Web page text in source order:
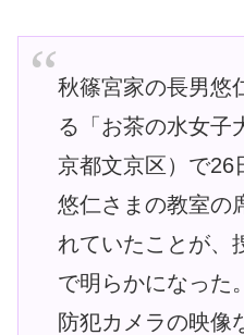
秋篠宮家の長男悠
る「お茶の水女子
京都文京区）で26
悠仁さまの教室の
れていたことが、
で明らかになった。
防犯カメラの映像